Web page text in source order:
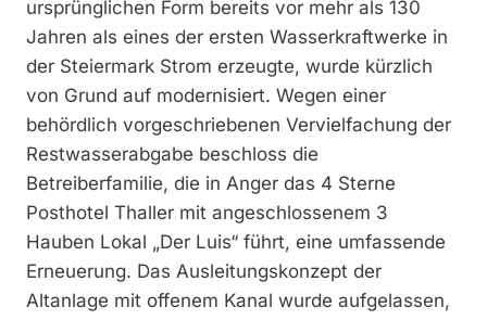
ursprünglichen Form bereits vor mehr als 130
Jahren als eines der ersten Wasserkraftwerke in
der Steiermark Strom erzeugte, wurde kürzlich
von Grund auf modernisiert. Wegen einer
behördlich vorgeschriebenen Vervielfachung der
Restwasserabgabe beschloss die
Betreiberfamilie, die in Anger das 4 Sterne
Posthotel Thaller mit angeschlossenem 3
Hauben Lokal „Der Luis“ führt, eine umfassende
Erneuerung. Das Ausleitungskonzept der
Altanlage mit offenem Kanal wurde aufgelassen,